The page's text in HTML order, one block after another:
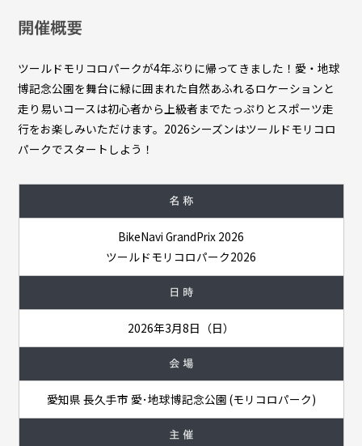
開催概要
ツールドモリコロパークが4年ぶりに帰ってきました！愛・地球
博記念公園を舞台に緑に囲まれた自然あふれるロケーションと
走り易いコースは初心者から上級者までたっぷりとスポーツ走
行をお楽しみいただけます。2026シーズンはツールドモリコロ
パークでスタートしよう！
名 称
BikeNavi GrandPrix 2026
ツールドモリコロパーク2026
日 時
2026年3月8日（日）
会 場
愛知県 長久手市 愛･地球博記念公園 (モリコロパーク)
主 催